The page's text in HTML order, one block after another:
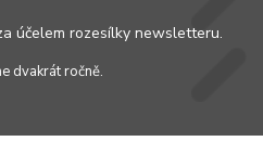
účelem rozesílky newsletteru.
dvakrát ročně.